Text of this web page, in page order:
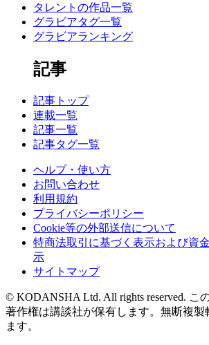
タレントの作品一覧
グラビアタグ一覧
グラビアランキング
記事
記事トップ
連載一覧
記事一覧
記事タグ一覧
ヘルプ・使い方
お問い合わせ
利用規約
プライバシーポリシー
Cookie等の外部送信について
特商法取引に基づく表示および資
示
サイトマップ
© KODANSHA Ltd. All rights reserved. こ
著作権は講談社が保有します。無断複製
ます。